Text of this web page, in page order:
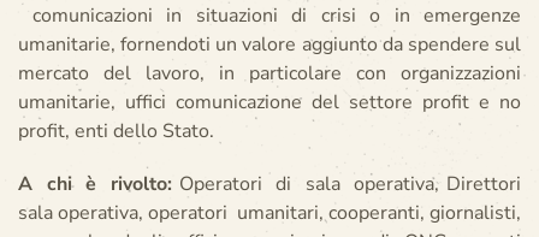
comunicazioni in situazioni di crisi o in emergenze
umanitarie, fornendoti un valore aggiunto da spendere sul
mercato del lavoro, in particolare con organizzazioni
umanitarie, uffici comunicazione del settore profit e no
profit, enti dello Stato.
A chi è rivolto: Operatori di sala operativa, Direttori
sala operativa, operatori umanitari, cooperanti, giornalisti,